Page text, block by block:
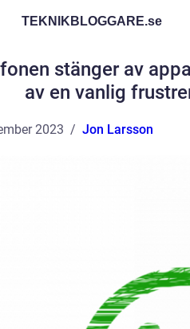
TEKNIKBLOGGARE.se
stänger av
av en vanlig
2023 Jon Larsson